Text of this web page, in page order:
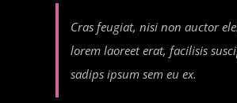
Cras feugiat, nisi non auctor
lorem laoreet erat, facilisis
sadips ipsum sem eu ex.